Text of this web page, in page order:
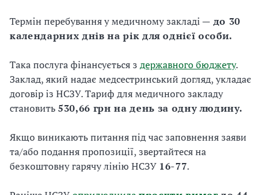
Термін перебування у медичному закладі — до 30
календарних днів на рік для однієї особи.
Така послуга фінансується з державного бюджету.
Заклад, який надає медсестринський догляд, укладає
договір із НСЗУ. Тариф для медичного закладу
становить530,66 грн на день за одну людину.
Якщо виникають питання під час заповнення заяви
та/або подання пропозиції, звертайтеся на
безкоштовну гарячу лінію НСЗУ 16-77.